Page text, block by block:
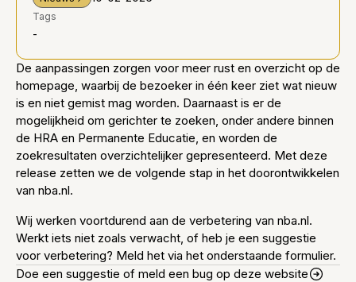
Tags
-
De aanpassingen zorgen voor meer rust en overzicht op de
homepage, waarbij de bezoeker in één keer ziet wat nieuw
is en niet gemist mag worden. Daarnaast is er de
mogelijkheid om gerichter te zoeken, onder andere binnen
de HRA en Permanente Educatie, en worden de
zoekresultaten overzichtelijker gepresenteerd. Met deze
release zetten we de volgende stap in het doorontwikkelen
van nba.nl.
Wij werken voortdurend aan de verbetering van nba.nl.
Werkt iets niet zoals verwacht, of heb je een suggestie
voor verbetering? Meld het via het onderstaande formulier.
Doe een suggestie of meld een bug op deze website